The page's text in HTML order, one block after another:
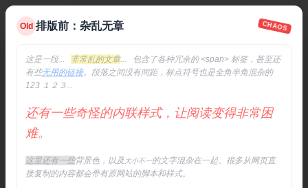
一键排版 注册
Old 排版前：杂乱无章 CHAOS
这是一段... 非常乱的文章... 包含了各种冗余的 <span> 标签，甚至还
有些无用的链接。段落之间没有间距，标点符号也是全角半角混杂的
123 １２３...
还有一些奇怪的内联样式，让阅读变得非常困
难。
这里还有一些背景色，以及 大小不一的文字混杂在一起。很多从网页直
接复制的内容都会带有原网站的脚本和样式。
保留粗体 保留表格 保留链接 段前空格
AI 生成
英文标点转中文 全角数字、字母转半角 简、繁互转
打印文档